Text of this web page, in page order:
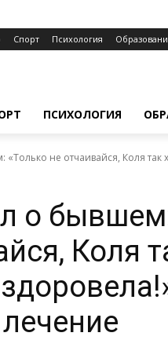
Спорт Психология
ПСИХОЛОГИЯ
не отчаивайся, Коля так
о
Коля